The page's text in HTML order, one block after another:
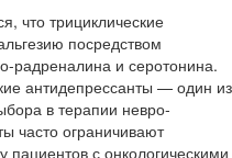
что трициклические
посредством
радреналина и серотонина.
антидепрес­санты — один из
в терапии невро­
часто ограничивают
пациентов с онколо­гическими